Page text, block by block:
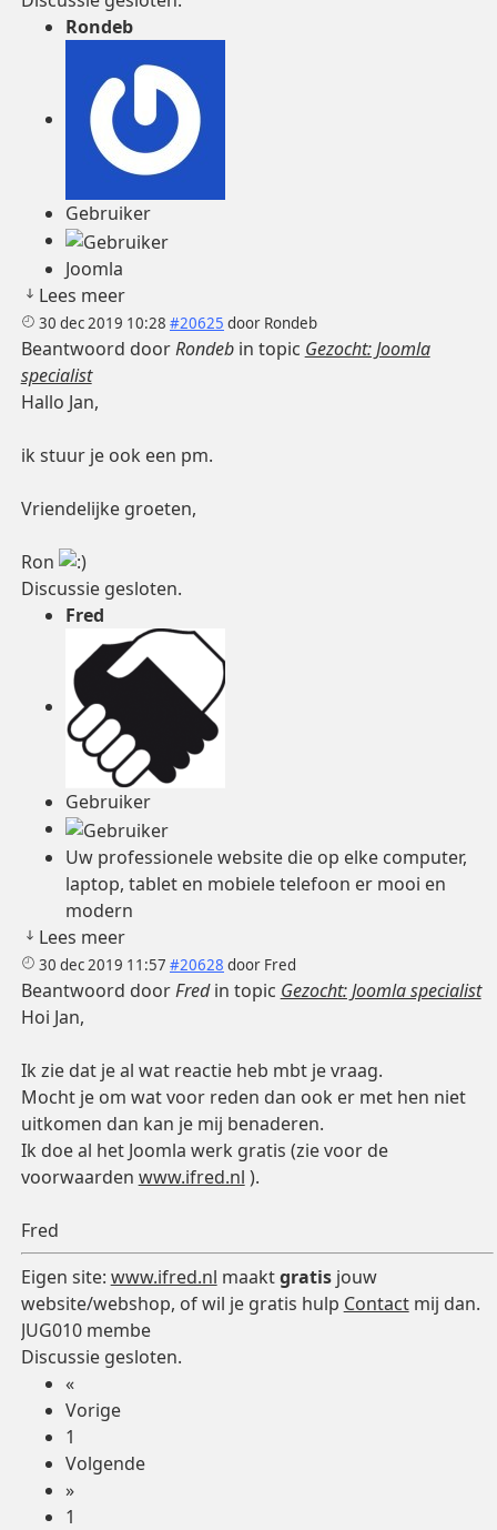
Rondeb
Gebruiker
Joomla
Lees meer
30 dec 2019 10:28 #20625 door Rondeb
Beantwoord doorRondebin topic Gezocht: Joomla
specialist
Hallo Jan,
ik stuur je ook een pm.
Vriendelijke groeten,
Ron
Discussie gesloten.
Fred
Gebruiker
Uw professionele website die op elke computer,
laptop, tablet en mobiele telefoon er mooi en
modern
Lees meer
30 dec 2019 11:57 #20628 door Fred
Beantwoord doorFredin topic Gezocht: Joomla specialist
Hoi Jan,
Ik zie dat je al wat reactie heb mbt je vraag.
Mocht je om wat voor reden dan ook er met hen niet
uitkomen dan kan je mij benaderen.
Ik doe al het Joomla werk gratis (zie voor de
voorwaarden www.ifred.nl ).
Fred
Eigen site: www.ifred.nl maaktgratisjouw
website/webshop, of wil je gratis hulp Contactmij dan.
JUG010 membe
Discussie gesloten.
«
Vorige
1
Volgende
»
1